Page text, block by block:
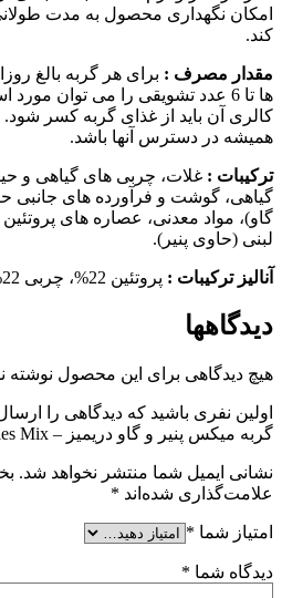
امکان نگهداری محصول به مدت
کند.
مقدار مصرف :
ها تا 6 عدد تشویقی را می توان
کالری آن باید از غذای گربه کسر
همیشه در دسترس آنها باشد.
ترکیبات : غلات، چربی های گیاهی و
گاو)، مواد معدنی، عصاره های
لبنی (حاوی پنیر).
آنالیز ترکیبات : پروتئین 22%، چربی 22%، فیبر 2%، مواد معدنی 9%.
دیدگاهها
هیچ دیدگاهی برای این محصول
اولین نفری باشید که دیدگاهی را
گربه میکس پنیر و گاو دریمیز – Dreamies Mix”
نشانی ایمیل شما منتشر نخواهد شد.
علامت‌گذاری شده‌اند *
امتیاز شما *
دیدگاه شما *